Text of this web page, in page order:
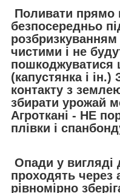
Поливати прямо
безпосередньо
чистими і не
пошкоджуватися
(капустянка і
контакту з
збирати урожай
Агротканi - НЕ
плівки і
Опади у
проходять через
рівномірно